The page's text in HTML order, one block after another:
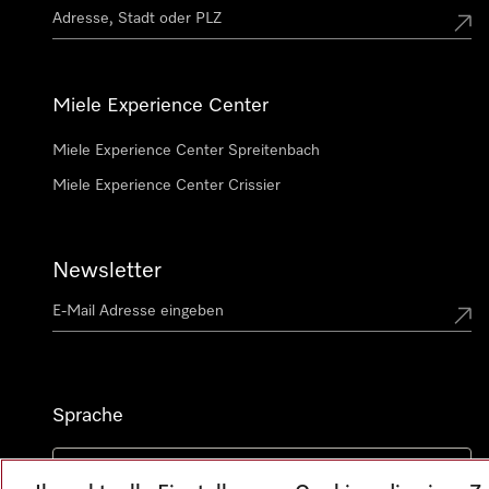
Miele Experience Center
Miele Experience Center Spreitenbach
Miele Experience Center Crissier
Newsletter
Sprache